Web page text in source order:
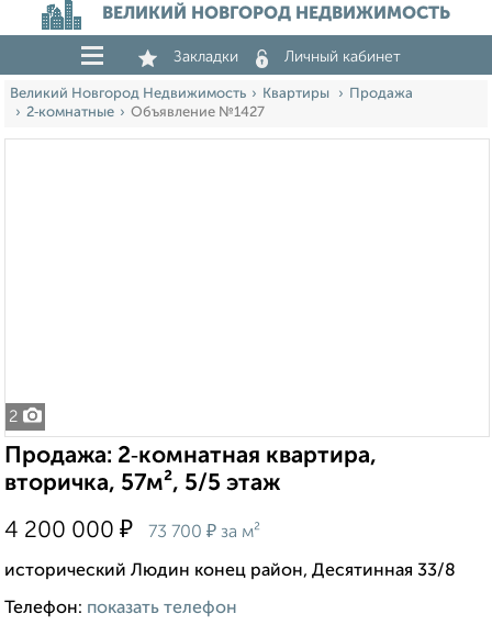
ВЕЛИКИЙ НОВГОРОД НЕДВИЖИМОСТЬ
Закладки Личный кабинет
Великий Новгород Недвижимость Квартиры
Продажа
2‑комнатные
Объявление №1427
2
Продажа: 2‑комнатная квартира,
вторичка, 57м², 5/5 этаж
4 200 000 ₽ 73 700 ₽ за м²
исторический Людин конец район, Десятинная 33/8
Телефон: показать телефон